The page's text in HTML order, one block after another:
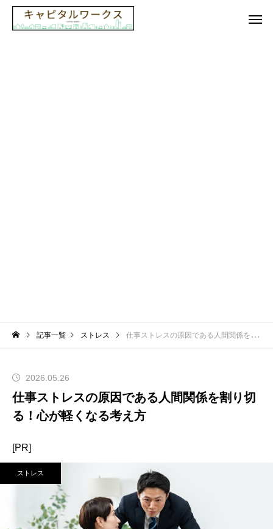
記事一覧 ストレス 仕事ストレスの原因である人間関係を割り切る！心が軽くなる考え方
2026.05.26
仕事ストレスの原因である人間関係を割り切
る！心が軽くなる考え方
[PR]
ストレス